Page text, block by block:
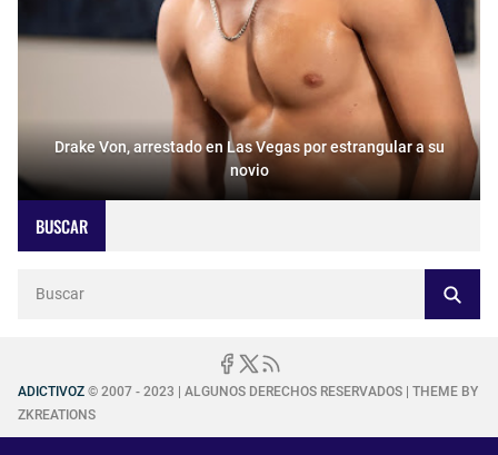
Drake Von, arrestado en Las Vegas por estrangular a su
novio
BUSCAR
ADICTIVOZ © 2007 - 2023 | ALGUNOS DERECHOS RESERVADOS | THEME BY
ZKREATIONS